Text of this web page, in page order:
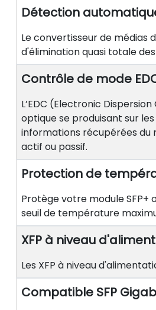
Détection
Le convertisseur de médias
d'élimination quasi totale
Contrôle de mode
L’EDC (Electronic
optique se produisant sur
informations récupérées du
actif ou passif.
Protection de
Protège votre module SFP+
seuil de température
XFP à niveau
Les XFP à niveau
Compatible SFP